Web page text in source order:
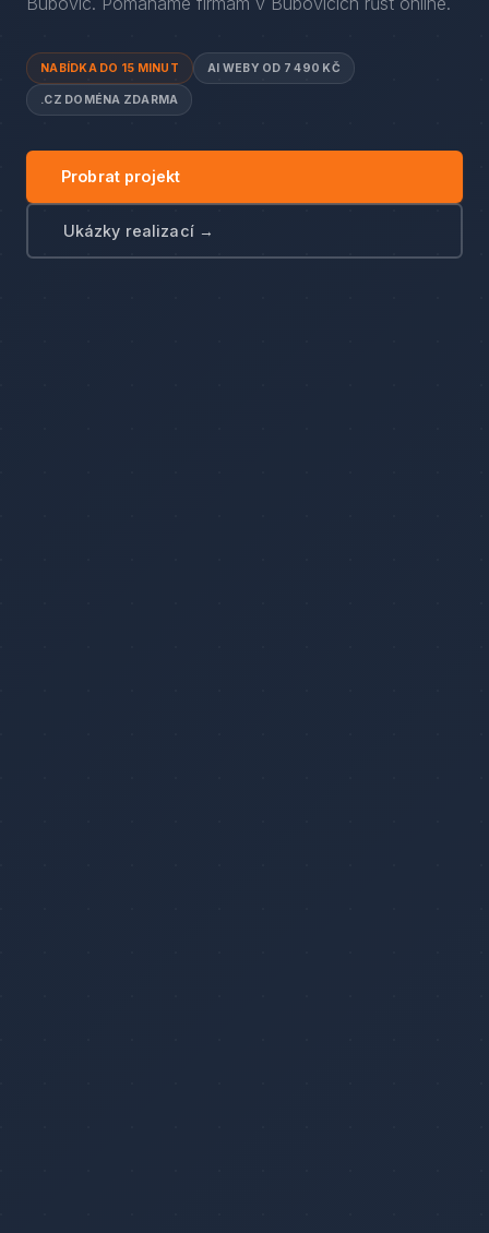
NABÍDKA DO 15 MINUT AI WEBY OD 7 490 KČ
.CZ DOMÉNA ZDARMA
Probrat projekt
Ukázky realizací →